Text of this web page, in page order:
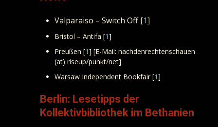
Valparaiso – Switch Off [1]
Bristol – Antifa [1]
Preußen [1] [E-Mail: nachdenrechtenschauen
(at) riseup/punkt/net]
Warsaw Independent Bookfair [1]
Berlin: Lesetipps der
Kollektivbibliothek im Bethanien